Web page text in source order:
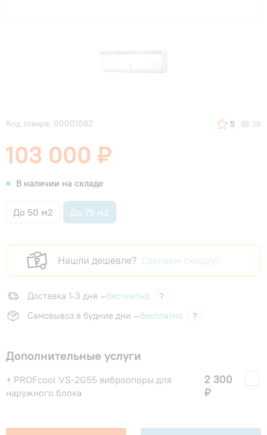
Код товара: 00001082 5 28
103 000 ₽
В наличии на складе
До 50 м2 До 75 м2
Нашли дешевле? Сделаем скидку!
Доставка 1-3 дня —бесплатно
?
Самовывоз в будние дни —бесплатно ?
Дополнительные услуги
+ PROFcool VS-2G55 виброопоры для
наружного блока
2 300
₽